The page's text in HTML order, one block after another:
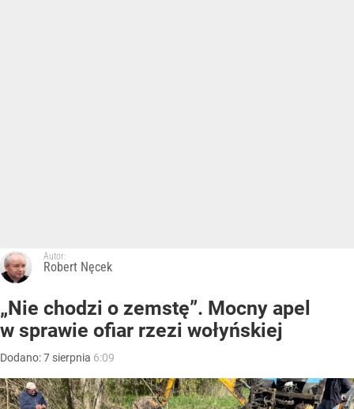
Autor:
Robert Nęcek
„Nie chodzi o zemstę”. Mocny apel
w sprawie ofiar rzezi wołyńskiej
Dodano:7 sierpnia 6:09